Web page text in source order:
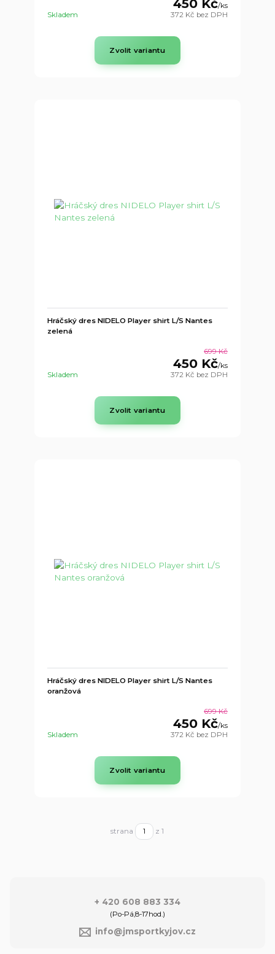
450 Kč/ks
372 Kč bez DPH
Skladem
Zvolit variantu
Hráčský dres NIDELO Player shirt L/S Nantes
zelená
699 Kč
450 Kč/ks
372 Kč bez DPH
Skladem
Zvolit variantu
Hráčský dres NIDELO Player shirt L/S Nantes
oranžová
699 Kč
450 Kč/ks
372 Kč bez DPH
Skladem
Zvolit variantu
strana z 1
+ 420 608 883 334
(Po-Pá,8-17hod.)
info@jmsportkyjov.cz